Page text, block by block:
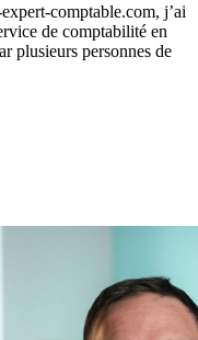
comptable.com, j’ai
de comptabilité en
plusieurs personnes de